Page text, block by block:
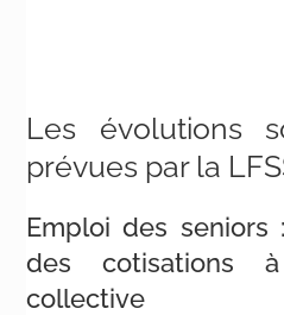
Les évolutions
prévues par la
Emploi des seniors
des cotisations
collective